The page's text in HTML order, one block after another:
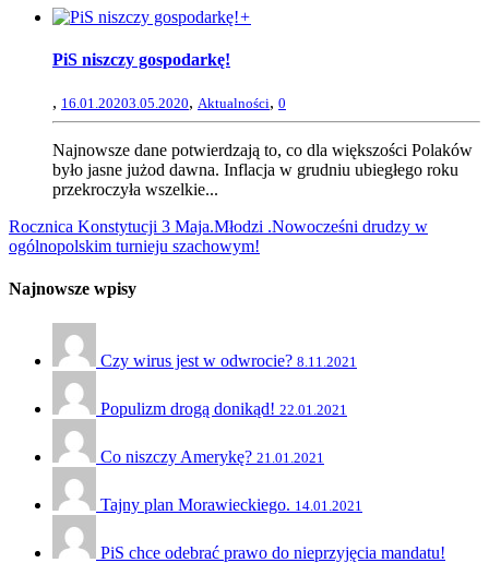
+
PiS niszczy gospodarkę!
, 16.01.20203.05.2020, Aktualności, 0
Najnowsze dane potwierdzają to, co dla większości Polaków
było jasne jużod dawna. Inflacja w grudniu ubiegłego roku
przekroczyła wszelkie...
Rocznica Konstytucji 3 Maja.Młodzi .Nowocześni drudzy w
ogólnopolskim turnieju szachowym!
Najnowsze wpisy
Czy wirus jest w odwrocie? 8.11.2021
Populizm drogą donikąd! 22.01.2021
Co niszczy Amerykę? 21.01.2021
Tajny plan Morawieckiego. 14.01.2021
PiS chce odebrać prawo do nieprzyjęcia mandatu!